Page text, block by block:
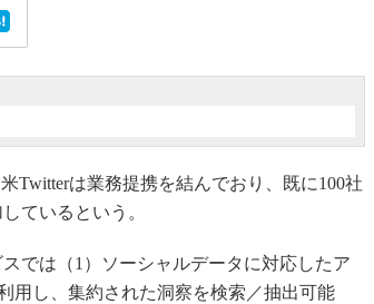
は業務提携を結んでおり、既に100社
しているという。
では（1）ソーシャルデータに対応したア
用し、集約された洞察を検索／抽出可能